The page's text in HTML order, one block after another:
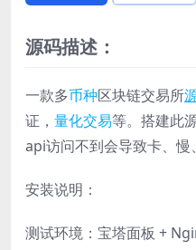
源码描述：
一款多币种区块链交易所
证， 量化交易等。搭建此
api访问不到会导致卡、慢
安装说明：
测试环境：宝塔面板 +